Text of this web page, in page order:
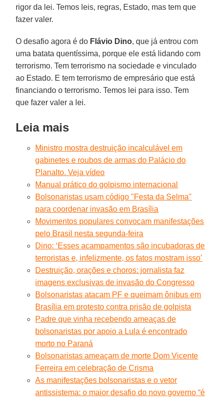
rigor da lei. Temos leis, regras, Estado, mas tem que
fazer valer.
O desafio agora é do Flávio Dino, que já entrou com
uma batata quentíssima, porque ele está lidando com
terrorismo. Tem terrorismo na sociedade e vinculado
ao Estado. E tem terrorismo de empresário que está
financiando o terrorismo. Temos lei para isso. Tem
que fazer valer a lei.
Leia mais
Ministro mostra destruição incalculável em
gabinetes e roubos de armas do Palácio do
Planalto. Veja vídeo
Manual prático do golpismo internacional
Bolsonaristas usam código "Festa da Selma"
para coordenar invasão em Brasília
Movimentos populares convocam manifestações
pelo Brasil nesta segunda-feira
Dino: ‘Esses acampamentos são incubadoras de
terroristas e, infelizmente, os fatos mostram isso’
Destruição, orações e choros: jornalista faz
imagens exclusivas de invasão do Congresso
Bolsonaristas atacam PF e queimam ônibus em
Brasília em protesto contra prisão de golpista
Padre que vinha recebendo ameaças de
bolsonaristas por apoio a Lula é encontrado
morto no Paraná
Bolsonaristas ameaçam de morte Dom Vicente
Ferreira em celebração de Crisma
As manifestações bolsonaristas e o vetor
antissistema: o maior desafio do novo governo “é